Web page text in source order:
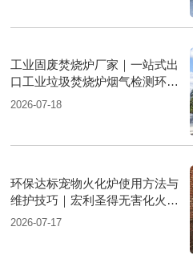
工业固废焚烧炉厂家｜一站式出
口工业垃圾焚烧炉烟气检测环保
达标
2026-07-18
环保达标宠物火化炉使用方法与
维护技巧｜宏利圣得无害化火化
设备科普
2026-07-17